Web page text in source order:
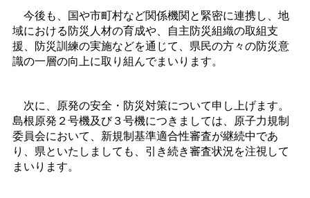
今後も、国や市町村など関係機関と緊密に連携し、地
域における防災人材の育成や、自主防災組織の取組支
援、防災訓練の実施などを通じて、県民の方々の防災意
識の一層の向上に取り組んでまいります。
次に、原発の安全・防災対策について申し上げます。
島根原発２号機及び３号機につきましては、原子力規制
委員会において、新規制基準適合性審査が継続中であ
り、県といたしましても、引き続き審査状況を注視して
まいります。